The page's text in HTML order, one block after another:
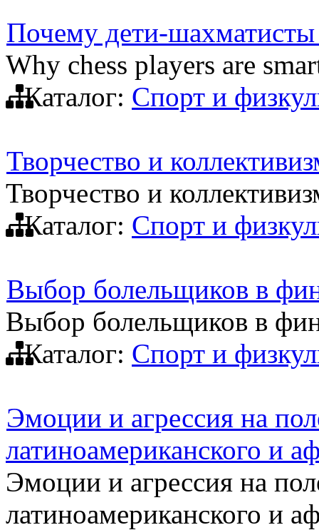
Почему дети-
Why chess players are
Каталог: Спорт и
Творчество и
Творчество и
Каталог: Спорт и
Выбор болельщиков в
Выбор болельщиков в
Каталог: Спорт и
Эмоции и агрессия на
латиноамериканского и
Эмоции и агрессия на
латиноамериканского и